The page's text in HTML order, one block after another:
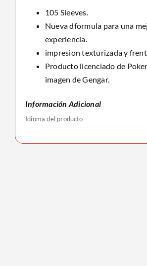
105 Sleeves.
Nueva dformula para una
experiencia.
impresion texturizada y
Producto licenciado de
imagen de Gengar.
Información Adicional
Idioma del producto